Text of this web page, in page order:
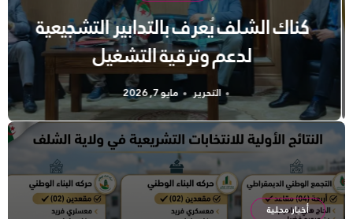
كناك الشلف يُعرف بالتدابير التشجيعية
لدعم وترقية التشغيل
التحرير مايو 7, 2026
أخبار محلية